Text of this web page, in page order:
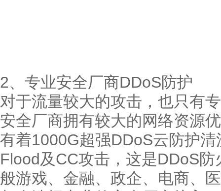
2、专业安全厂商DDoS防护
对于流量较大的攻击，也只有
安全厂商拥有较大的网络资源
有着1000G超强DDoS云防护
Flood及CC攻击，这是DDoS
般游戏、金融、政企、电商、